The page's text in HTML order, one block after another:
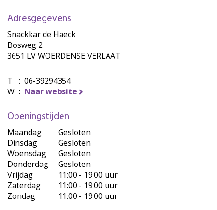
Adresgegevens
Snackkar de Haeck
Bosweg 2
3651 LV WOERDENSE VERLAAT
T : 06-39294354
W : Naar website
Openingstijden
Maandag
Gesloten
Dinsdag
Gesloten
Woensdag
Gesloten
Donderdag
Gesloten
Vrijdag
11:00 - 19:00 uur
Zaterdag
11:00 - 19:00 uur
Zondag
11:00 - 19:00 uur